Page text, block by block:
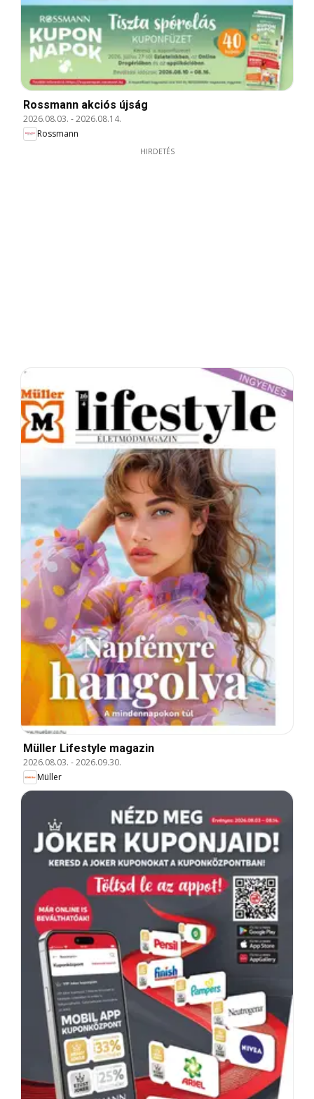
Rossmann akciós újság
2026.08.03. -2026.08.14.
Rossmann
HIRDETÉS
Müller Lifestyle magazin
2026.08.03. -2026.09.30.
Müller